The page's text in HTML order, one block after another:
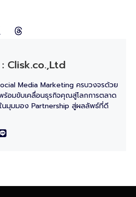
Clisk.co.,Ltd
Media Marketing ครบวงจรด้วย
ร้อมขับเคลื่อนธุรกิจคุณสู่โลกการตลาด
นมุมมอง Partnership สู่ผลลัพธ์ที่ดี